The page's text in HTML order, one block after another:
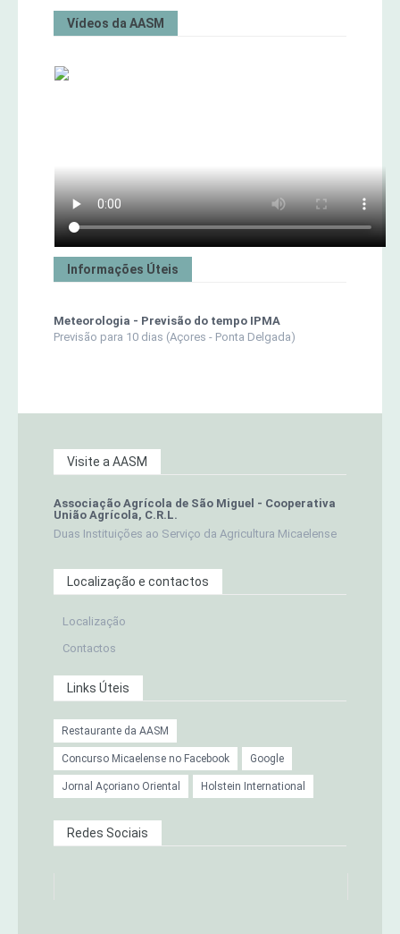
Vídeos da AASM
Informações Úteis
Meteorologia - Previsão do tempo IPMA
Previsão para 10 dias (Açores - Ponta Delgada)
Visite a AASM
Associação Agrícola de São Miguel - Cooperativa
União Agrícola, C.R.L.
Duas Instituições ao Serviço da Agricultura Micaelense
Localização e contactos
Localização
Contactos
Links Úteis
Restaurante da AASM
Concurso Micaelense no Facebook Google
Jornal Açoriano Oriental Holstein International
Redes Sociais